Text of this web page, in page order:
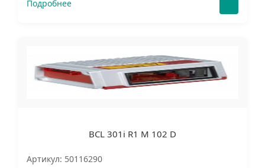
Подробнее
BCL 301i R1 M 102 D
Артикул: 50116290